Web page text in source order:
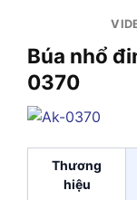
Búa nhổ
0370
Thương
hiệu